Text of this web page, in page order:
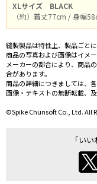
XLサイズ
BLACK
（約）着丈77cm / 身幅
縫製製品は特性上、製品ごと
商品の写真および画像はイメ
メーカーの都合により、商品
合があります。
商品の詳細につきましては、
画像・テキストの無断転載、
©Spike Chunsoft Co., Ltd. All
「い